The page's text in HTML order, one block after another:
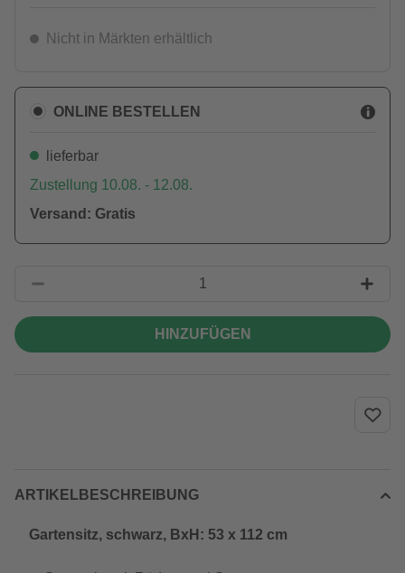
Nicht in Märkten erhältlich
ONLINE BESTELLEN
lieferbar
Zustellung 10.08. - 12.08.
Versand: Gratis
HINZUFÜGEN
ARTIKELBESCHREIBUNG
Gartensitz, schwarz, BxH: 53 x 112 cm